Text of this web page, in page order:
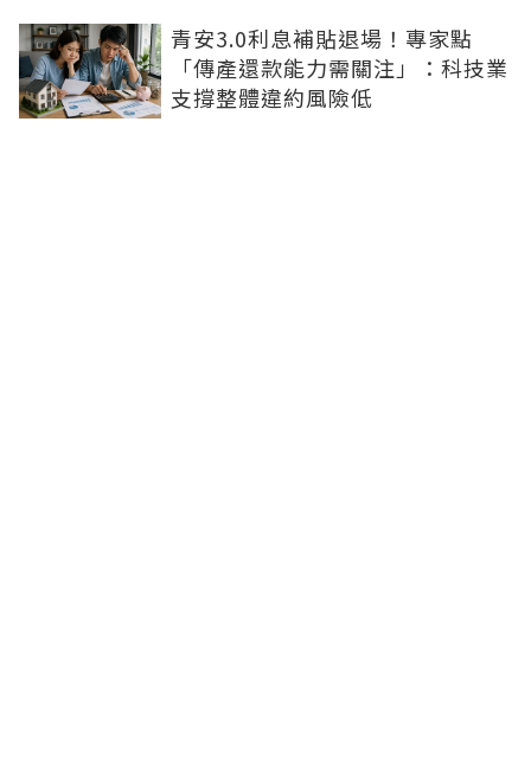
青安3.0利息補貼退場！專家點
「傳產還款能力需關注」：科技業
支撐整體違約風險低